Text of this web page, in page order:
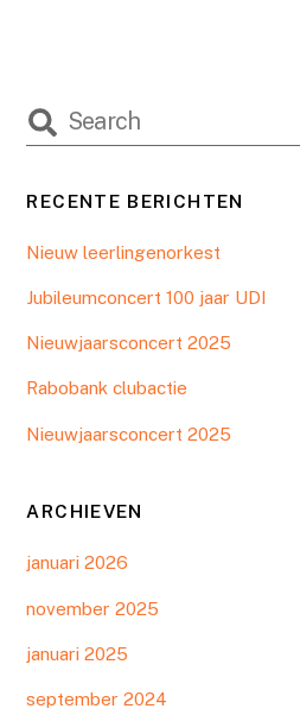
RECENTE BERICHTEN
Nieuw leerlingenorkest
Jubileumconcert 100 jaar UDI
Nieuwjaarsconcert 2025
Rabobank clubactie
Nieuwjaarsconcert 2025
ARCHIEVEN
januari 2026
november 2025
januari 2025
september 2024